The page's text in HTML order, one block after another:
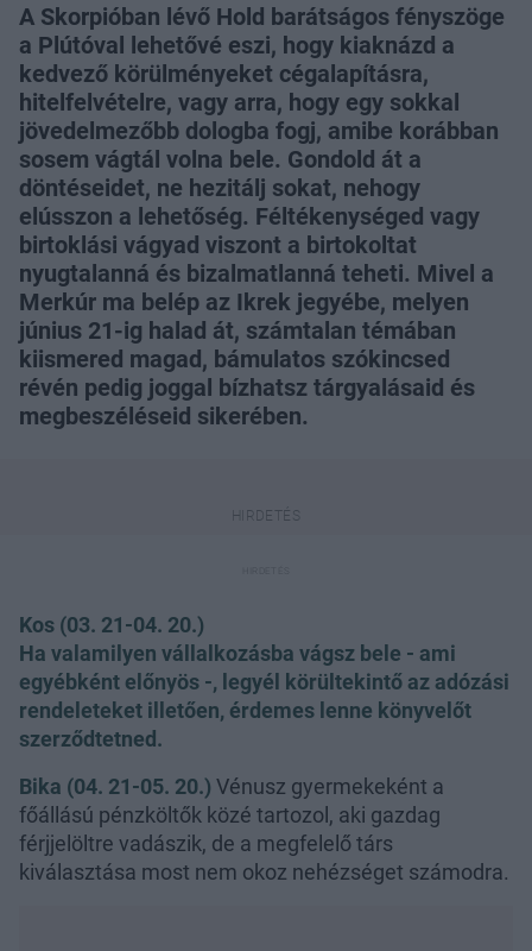
A Skorpióban lévő Hold barátságos fényszöge
a Plútóval lehetővé eszi, hogy kiaknázd a
kedvező körülményeket cégalapításra,
hitelfelvételre, vagy arra, hogy egy sokkal
jövedelmezőbb dologba fogj, amibe korábban
sosem vágtál volna bele. Gondold át a
döntéseidet, ne hezitálj sokat, nehogy
elússzon a lehetőség. Féltékenységed vagy
birtoklási vágyad viszont a birtokoltat
nyugtalanná és bizalmatlanná teheti. Mivel a
Merkúr ma belép az Ikrek jegyébe, melyen
június 21-ig halad át, számtalan témában
kiismered magad, bámulatos szókincsed
révén pedig joggal bízhatsz tárgyalásaid és
megbeszéléseid sikerében.
Kos (03. 21-04. 20.)
Ha valamilyen vállalkozásba vágsz bele - ami
egyébként előnyös -, legyél körültekintő az adózási
rendeleteket illetően, érdemes lenne könyvelőt
szerződtetned.
Bika (04. 21-05. 20.) Vénusz gyermekeként a
főállású pénzköltők közé tartozol, aki gazdag
férjjelöltre vadászik, de a megfelelő társ
kiválasztása most nem okoz nehézséget számodra.